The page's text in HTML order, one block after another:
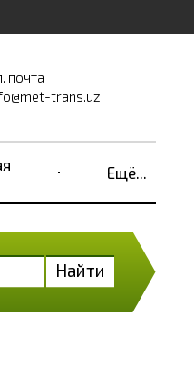
почта
trans.uz
Ещё...
Найти